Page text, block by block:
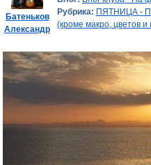
Батеньков
Александр
Рубрика: ПЯТНИЦА -
(кроме макро, цветов и